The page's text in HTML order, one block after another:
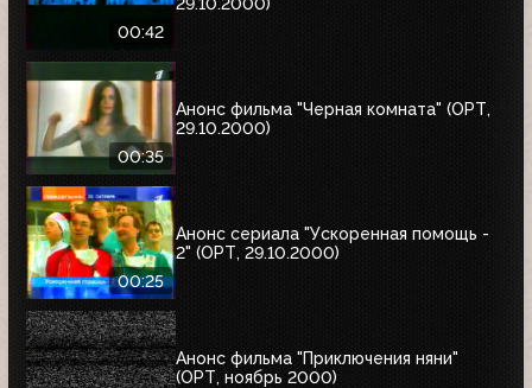
00:42
00:35
Анонс фильма "Черная комната" (ОРТ,
29.10.2000)
00:25
Анонс сериала "Ускоренная помощь -
2" (ОРТ, 29.10.2000)
Анонс фильма "Приключения няни"
(ОРТ, ноябрь 2000)